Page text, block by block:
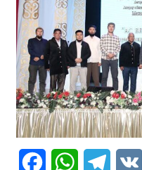
FacebookWhatsApp